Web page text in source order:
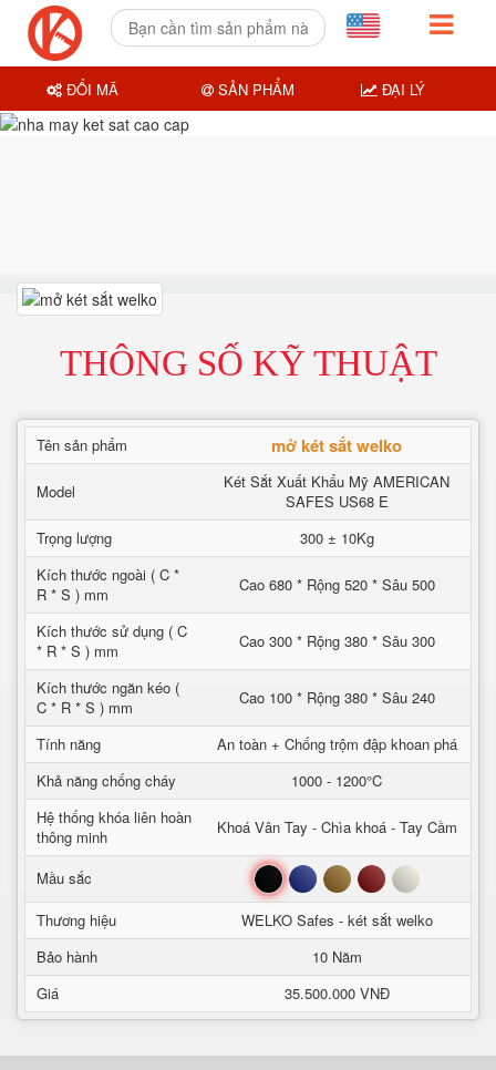
THÔNG SỐ KỸ THUẬT
Tên sản phẩm mở két sắt welko
Model
Két Sắt Xuất Khẩu Mỹ AMERICAN
SAFES US68 E
Trọng lượng
300 ± 10Kg
Kích thước ngoài ( C *
R * S ) mm
Cao 680 * Rộng 520 * Sâu 500
Kích thước sử dụng ( C
* R * S ) mm
Cao 300 * Rộng 380 * Sâu 300
Kích thước ngăn kéo (
C * R * S ) mm
Cao 100 * Rộng 380 * Sâu 240
Tính năng
An toàn + Chống trộm đập khoan phá
Khả năng chống cháy
1000 - 1200°C
Hệ thống khóa liên hoàn
thông minh
Khoá Vân Tay - Chìa khoá - Tay Cầm
Mầu sắc Đen Xanh Nâu Đỏ Trắng
Thương hiệu
WELKO Safes - két sắt welko
Bảo hành
10 Năm
Giá
35.500.000 VNĐ
ĐỔI MÃ SẢN PHẨM ĐẠI LÝ